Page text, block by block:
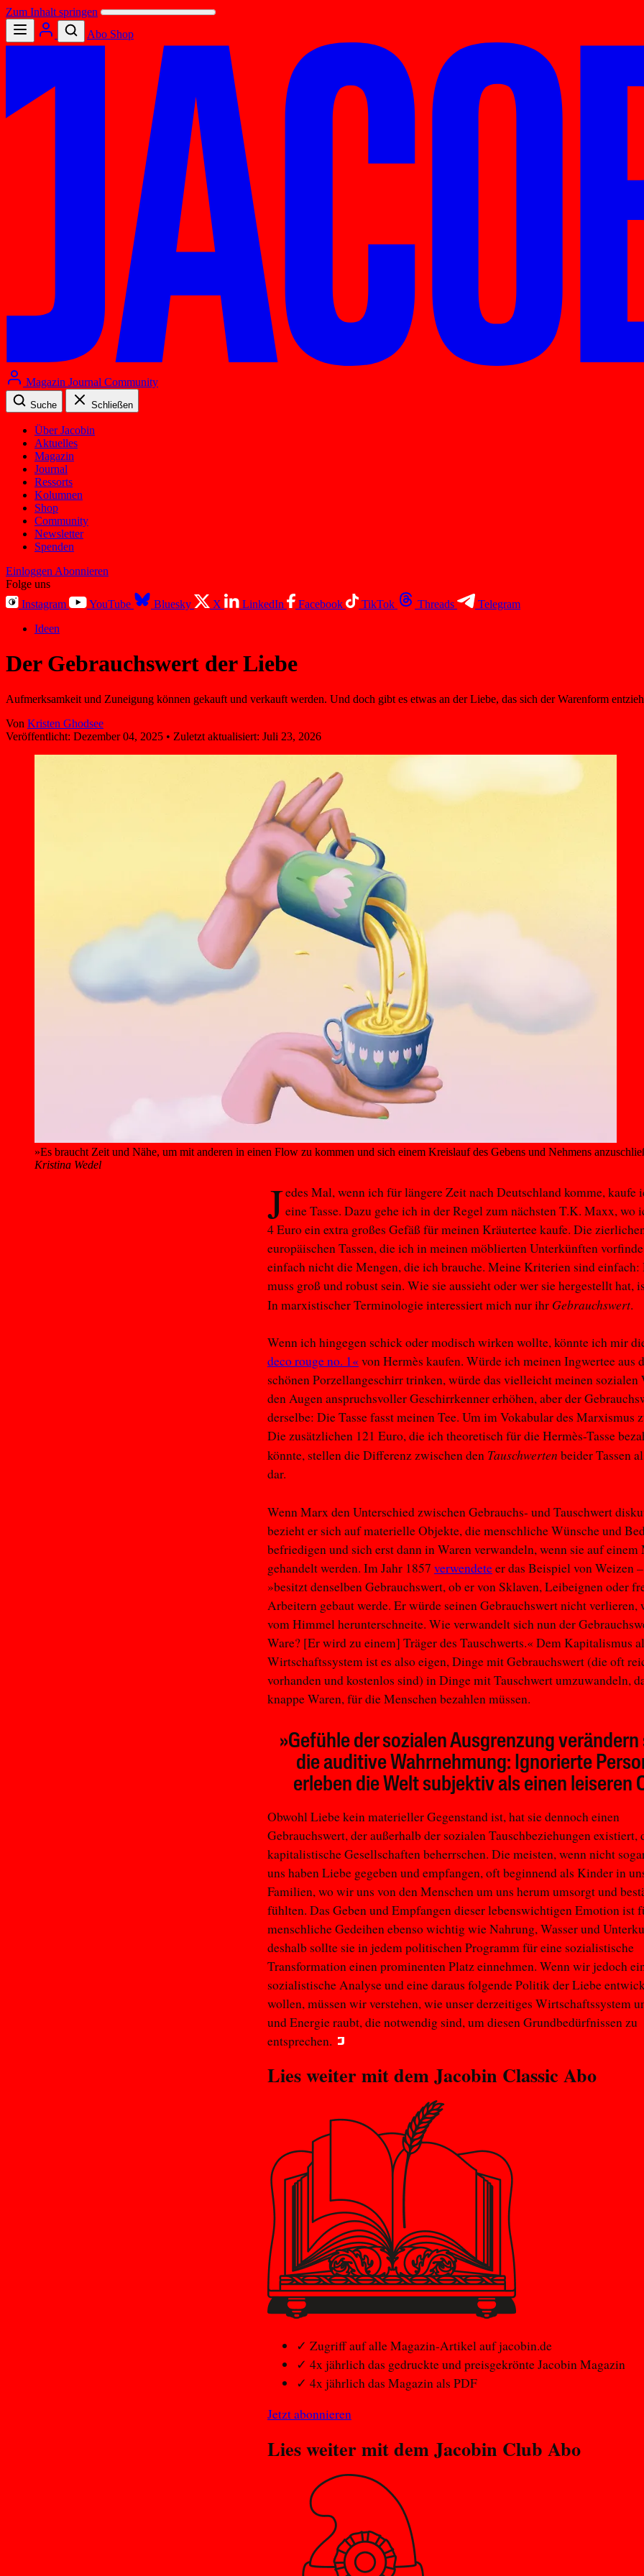
Zum Inhalt springen
Abo Shop
Magazin Journal Community
Suche Schließen
Über Jacobin
Aktuelles
Magazin
Journal
Ressorts
Kolumnen
Shop
Community
Newsletter
Spenden
Einloggen Abonnieren
Folge uns
Instagram
YouTube Bluesky X LinkedIn Facebook TikTok Threads
Telegram
Ideen
Der Gebrauchswert der Liebe
Aufmerksamkeit und Zuneigung können gekauft und verkauft werden. Und doch gibt es etwas an der Liebe, das sich der Warenform
Von Kristen Ghodsee
Veröffentlicht: Dezember 04, 2025 • Zuletzt aktualisiert: Juli 23, 2026
»Es braucht Zeit und Nähe, um mit anderen in einen Flow zu kommen und sich einem Kreislauf des Gebens und Nehmens
Kristina Wedel
Jedes Mal, wenn ich für längere Zeit nach Deutschland komme, kaufe
eine Tasse. Dazu gehe ich in der Regel zum nächsten T.K. Maxx, wo
4 Euro ein extra großes Gefäß für meinen Kräutertee kaufe. Die
europäischen Tassen, die ich in meinen möblierten Unterkünften
einfach nicht die Mengen, die ich brauche. Meine Kriterien sind einfach:
muss groß und robust sein. Wie sie aussieht oder wer sie hergestellt hat,
In marxistischer Terminologie interessiert mich nur ihr Gebrauchswert.
Wenn ich hingegen schick oder modisch wirken wollte, könnte ich mir
deco rouge no. 1« von Hermès kaufen. Würde ich meinen Ingwertee aus
schönen Porzellangeschirr trinken, würde das vielleicht meinen sozialen
den Augen anspruchsvoller Geschirrkenner erhöhen, aber der
derselbe: Die Tasse fasst meinen Tee. Um im Vokabular des Marxismus
Die zusätzlichen 121 Euro, die ich theoretisch für die Hermès-Tasse
könnte, stellen die Differenz zwischen den Tauschwerten beider Tassen
dar.
Wenn Marx den Unterschied zwischen Gebrauchs- und Tauschwert
bezieht er sich auf materielle Objekte, die menschliche Wünsche und
befriedigen und sich erst dann in Waren verwandeln, wenn sie auf einem
gehandelt werden. Im Jahr 1857 verwendeteer das Beispiel von Weizen
»besitzt denselben Gebrauchswert, ob er von Sklaven, Leibeignen oder
Arbeitern gebaut werde. Er würde seinen Gebrauchswert nicht verlieren,
vom Himmel herunterschneite. Wie verwandelt sich nun der
Ware? [Er wird zu einem] Träger des Tauschwerts.« Dem Kapitalismus
Wirtschaftssystem ist es also eigen, Dinge mit Gebrauchswert (die oft
vorhanden und kostenlos sind) in Dinge mit Tauschwert umzuwandeln,
knappe Waren, für die Menschen bezahlen müssen.
»Gefühle der sozialen Ausgrenzung verändern
die auditive Wahrnehmung: Ignorierte
erleben die Welt subjektiv als einen leiseren
Obwohl Liebe kein materieller Gegenstand ist, hat sie dennoch einen
Gebrauchswert, der außerhalb der sozialen Tauschbeziehungen existiert,
kapitalistische Gesellschaften beherrschen. Die meisten, wenn nicht
uns haben Liebe gegeben und empfangen, oft beginnend als Kinder in
Familien, wo wir uns von den Menschen um uns herum umsorgt und
fühlten. Das Geben und Empfangen dieser lebenswichtigen Emotion ist
menschliche Gedeihen ebenso wichtig wie Nahrung, Wasser und
deshalb sollte sie in jedem politischen Programm für eine sozialistische
Transformation einen prominenten Platz einnehmen. Wenn wir jedoch
sozialistische Analyse und eine daraus folgende Politik der Liebe
wollen, müssen wir verstehen, wie unser derzeitiges Wirtschaftssystem
und Energie raubt, die notwendig sind, um diesen Grundbedürfnissen zu
entsprechen.
Lies weiter mit demJacobin Classic Abo
✓ Zugriff auf alle Magazin-Artikel auf jacobin.de
✓ 4x jährlich das gedruckte und preisgekrönte Jacobin Magazin
✓ 4x jährlich das Magazin als PDF
Jetzt abonnieren
Lies weiter mit demJacobin Club Abo